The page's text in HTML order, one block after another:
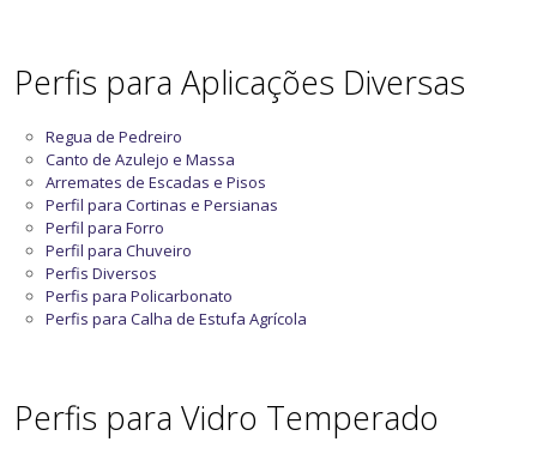
Perfis para Aplicações Diversas
Regua de Pedreiro
Canto de Azulejo e Massa
Arremates de Escadas e Pisos
Perfil para Cortinas e Persianas
Perfil para Forro
Perfil para Chuveiro
Perfis Diversos
Perfis para Policarbonato
Perfis para Calha de Estufa Agrícola
Perfis para Vidro Temperado